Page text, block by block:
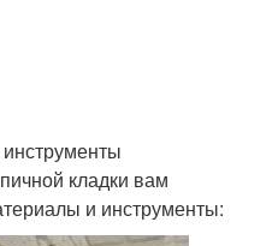
кладки вам
и инструменты: